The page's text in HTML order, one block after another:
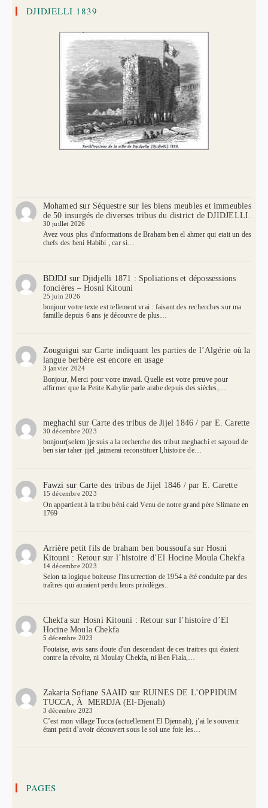
DJIDJELLI 1839
Mohamedsur Séquestre sur les biens meubles et immeubles
de 50 insurgés de diverses tribus du district de DJIDJELLI.
30 juillet 2026
Avez vous plus d'informations de Braham ben el ahmer qui etait un des
chefs des beni Habibi , car si…
BDJDJ sur Djidjelli 1871 : Spoliations et dépossessions
foncières – Hosni Kitouni
25 juin 2026
bonjour votre texte est tellement vrai : faisant des recherches sur ma
famille depuis 6 ans je découvre de plus…
Zouguigui surCarte indiquant les parties de l’Algérie où la
langue berbère est encore en usage
3 janvier 2024
Bonjour, Merci pour votre travail. Quelle est votre preuve pour
affirmer que la Petite Kabylie parle arabe depuis des siècles,…
meghachi surCarte des tribus de Jijel 1846 / par E. Carette
30 décembre 2023
bonjour(selem )je suis a la recherche des tribut meghachi et sayoud de
ben siar taher jijel ,jaimerai reconstituer l,histoire de…
Fawzi sur Carte des tribus de Jijel 1846 / par E. Carette
15 décembre 2023
On appartient à la tribu béni caid Venu de notre grand père Slimane en
1769
Arrière petit fils de braham ben boussoufasur Hosni
Kitouni : Retour sur l’histoire d’El Hocine Moula Chekfa
14 décembre 2023
Selon ta logique boiteuse l'insurrection de 1954 a été conduite par des
traîtres qui auraient perdu leurs privilèges..
Chekfasur Hosni Kitouni : Retour sur l’histoire d’El
Hocine Moula Chekfa
5 décembre 2023
Foutaise, avis sans doute d'un descendant de ces traitres qui étaient
contre la révolte, ni Moulay Chekfa, ni Ben Fiala,…
Zakaria Sofiane SAAID sur RUINES DE L’OPPIDUM
TUCCA, À MERDJA (El-Djenah)
3 décembre 2023
C’est mon village Tucca (actuellement El Djennah), j’ai le souvenir
étant petit d’avoir découvert sous le sol une foie les…
PAGES